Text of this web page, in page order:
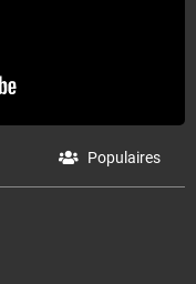
Populaires